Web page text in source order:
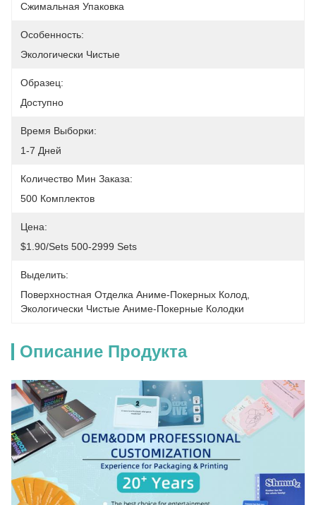
Сжимальная Упаковка
Особенность:
Экологически Чистые
Образец:
Доступно
Время Выборки:
1-7 Дней
Количество Мин Заказа:
500 Комплектов
Цена:
$1.90/sets 500-2999 Sets
Выделить:
Поверхностная Отделка Аниме-Покерных Колод
Экологически Чистые Аниме-Покерные Колодки
Описание Продукта